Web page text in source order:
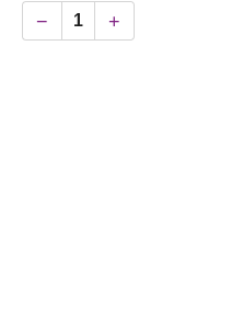
+
−
материалах
полистирол,
ламинат, баннерные ткани,